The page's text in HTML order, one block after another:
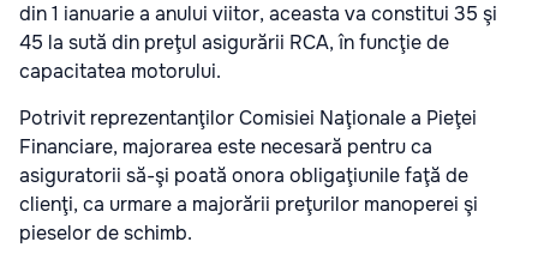
din 1 ianuarie a anului viitor, aceasta va constitui 35 şi
45 la sută din preţul asigurării RCA, în funcţie de
capacitatea motorului.
Potrivit reprezentanţilor Comisiei Naţionale a Pieţei
Financiare, majorarea este necesară pentru ca
asiguratorii să-şi poată onora obligaţiunile faţă de
clienţi, ca urmare a majorării preţurilor manoperei şi
pieselor de schimb.